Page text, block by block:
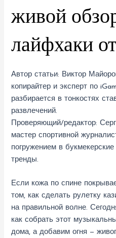
живой
лайфхаки
Автор статьи: Виктор
копирайтер и эксперт по
разбирается в тонкостях
развлечений.
Проверяющий/редактор:
мастер спортивной
погружением в
тренды.
Если кожа по спине
том, как сделать рулетку
на правильной волне.
как собрать этот
дома, а добавим огня —